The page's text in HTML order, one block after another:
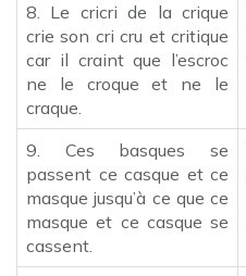
8. Le cricri de la crique
crie son cri cru et critique
car il craint que l’escroc
ne le croque et ne le
craque.
9. Ces basques se
passent ce casque et ce
masque jusqu’à ce que ce
masque et ce casque se
cassent.